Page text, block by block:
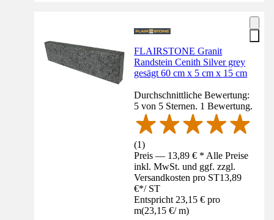
FLAIRSTONE Granit
Randstein Cenith Silver grey
gesägt 60 cm x 5 cm x 15 cm
Durchschnittliche Bewertung:
5 von 5 Sternen. 1 Bewertung.
(1)
Preis — 13,89 € * Alle Preise
inkl. MwSt. und ggf. zzgl.
Versandkosten pro ST13,89
€*/ ST
Entspricht 23,15 € pro
m(23,15 €/ m)